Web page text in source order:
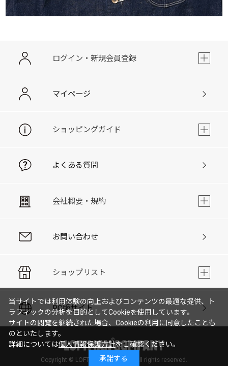
ログイン・新規会員登録
マイページ
ショッピングガイド
よくある質問
会社概要・規約
お問い合わせ
ショップリスト
PC版サイト
Copyright © LOFTMAN COMPANY. All rights reserved.
当サイトでは利用体験の向上およびコンテンツの最適な提供、ト
ラフィックの分析を目的としてCookieを使用しています。
サイトの閲覧を継続された場合、Cookieの利用に同意したことも
のといたします。
詳細については個人情報保護方針をご確認ください。
承諾する